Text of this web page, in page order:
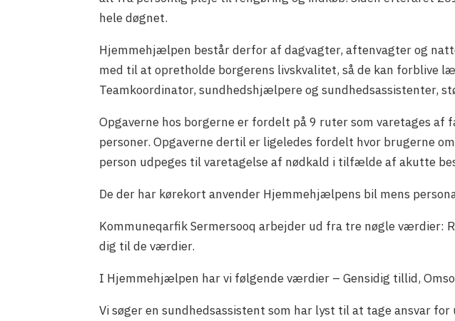
hele døgnet.
Hjemmehjælpen består derfor af dagvagter, aftenvagter og
med til at opretholde borgerens livskvalitet, så de kan forblive
Teamkoordinator, sundhedshjælpere og sundhedsassistenter,
Opgaverne hos borgerne er fordelt på 9 ruter som varetages
personer. Opgaverne dertil er ligeledes fordelt hvor brugerne
person udpeges til varetagelse af nødkald i tilfælde af akutte
De der har kørekort anvender Hjemmehjælpens bil mens
Kommuneqarfik Sermersooq arbejder ud fra tre nøgle værdier:
dig til de værdier.
I Hjemmehjælpen har vi følgende værdier – Gensidig tillid,
Vi søger en sundhedsassistent som har lyst til at tage ansvar